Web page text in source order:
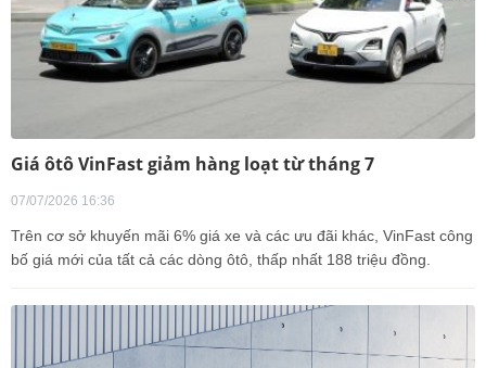
Giá ôtô VinFast giảm hàng loạt từ tháng 7
07/07/2026 16:36
Trên cơ sở khuyến mãi 6% giá xe và các ưu đãi khác, VinFast công
bố giá mới của tất cả các dòng ôtô, thấp nhất 188 triệu đồng.